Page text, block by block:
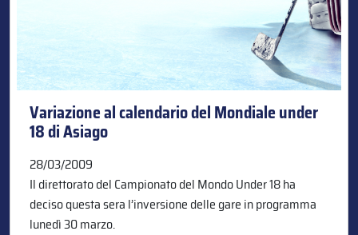
Variazione al calendario del Mondiale under
18 di Asiago
28/03/2009
Il direttorato del Campionato del Mondo Under 18 ha
deciso questa sera l’inversione delle gare in programma
lunedì 30 marzo.